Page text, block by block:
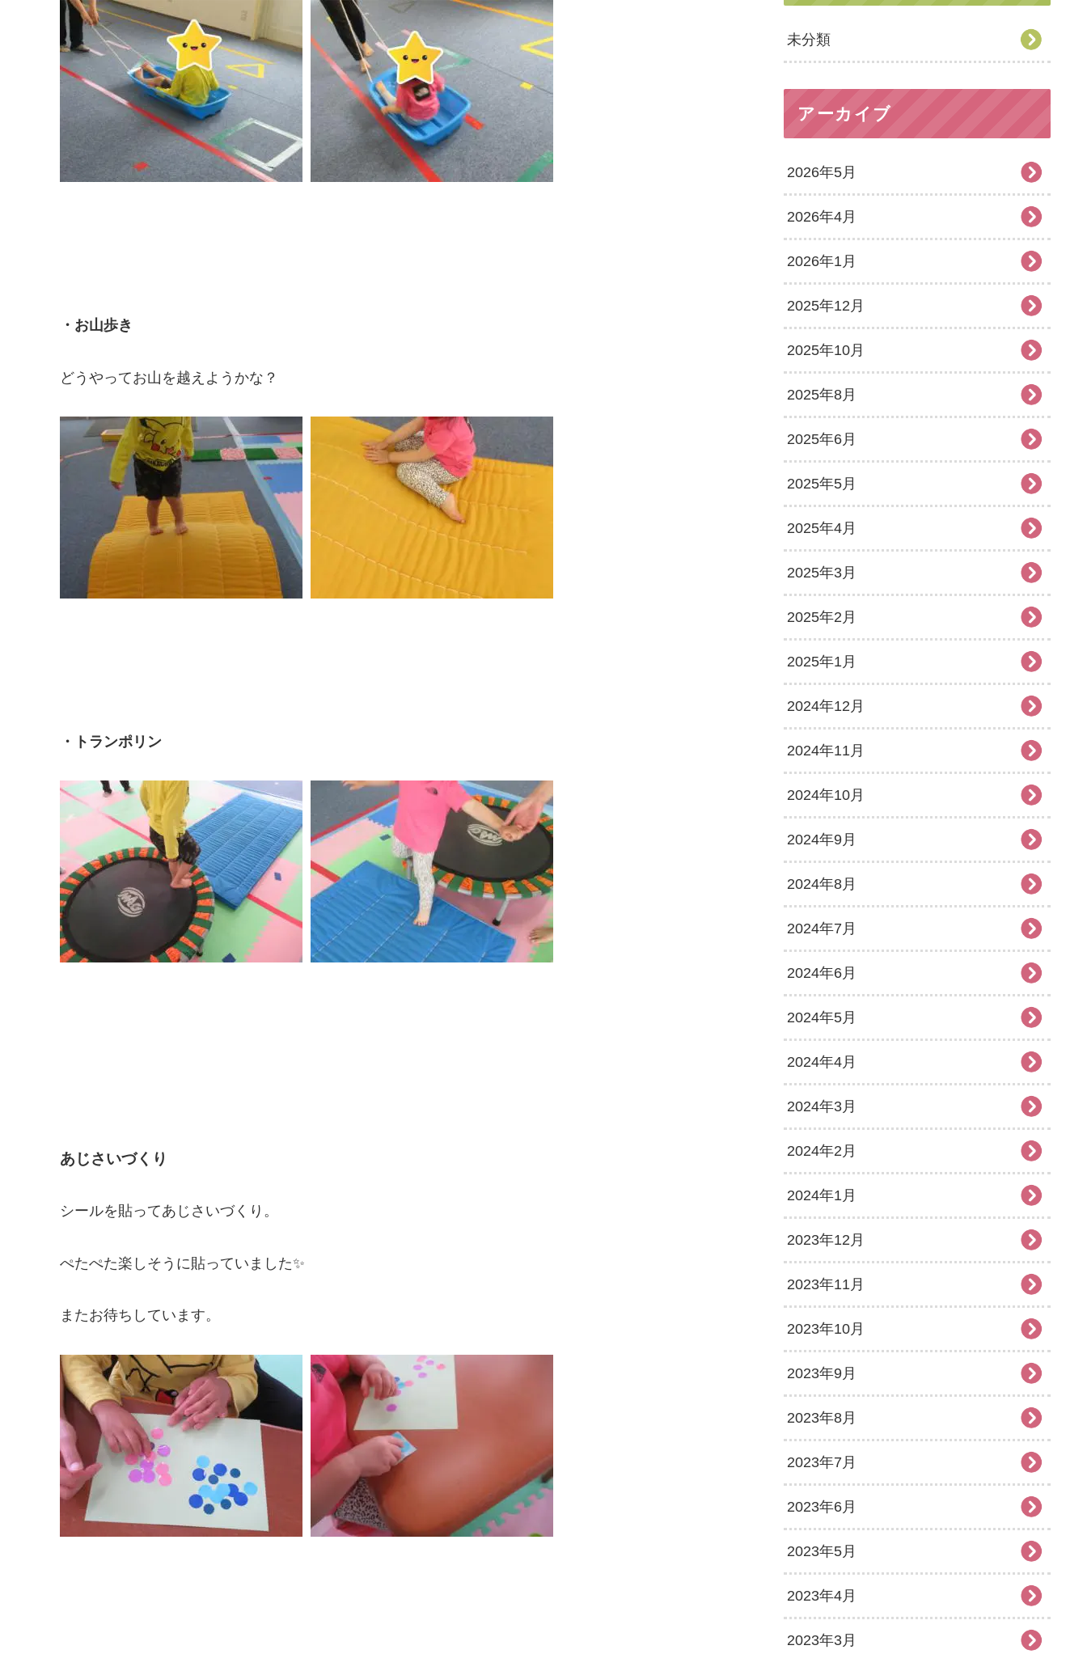
・お山歩き
どうやってお山を越えようかな？
・トランポリン
あじさいづくり
シールを貼ってあじさいづくり。
ぺたぺた楽しそうに貼っていました✨
またお待ちしています。
未分類
アーカイブ
2026年5月
2026年4月
2026年1月
2025年12月
2025年10月
2025年8月
2025年6月
2025年5月
2025年4月
2025年3月
2025年2月
2025年1月
2024年12月
2024年11月
2024年10月
2024年9月
2024年8月
2024年7月
2024年6月
2024年5月
2024年4月
2024年3月
2024年2月
2024年1月
2023年12月
2023年11月
2023年10月
2023年9月
2023年8月
2023年7月
2023年6月
2023年5月
2023年4月
2023年3月